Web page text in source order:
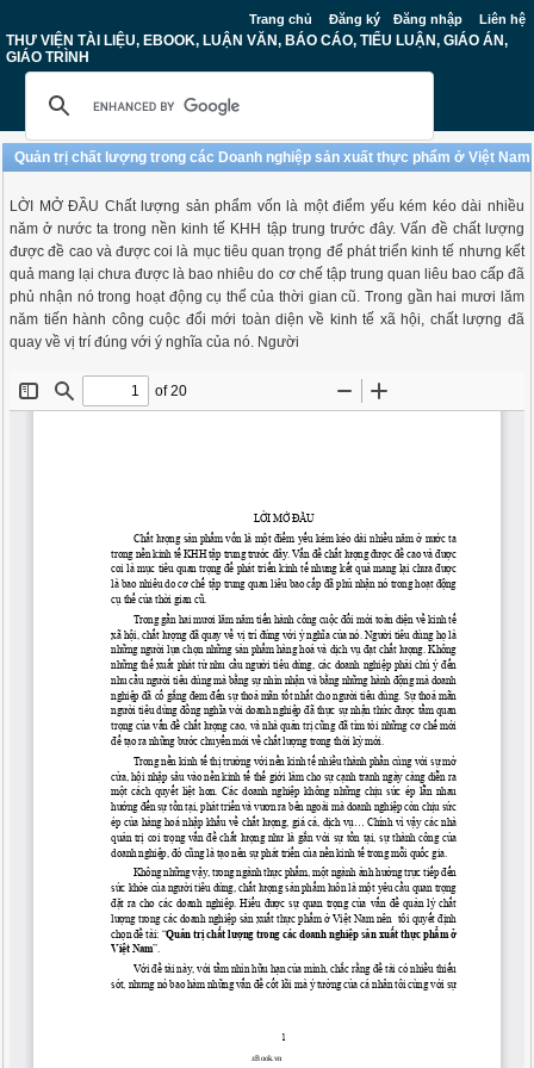
Trang chủ Đăng ký Đăng nhập Liên hệ
THƯ VIỆN TÀI LIỆU, EBOOK, LUẬN VĂN, BÁO CÁO, TIỂU LUẬN, GIÁO ÁN,
GIÁO TRÌNH
Quản trị chất lượng trong các Doanh nghiệp sản xuất thực phẩm ở Việt Nam
LỜI MỞ ĐẦU Chất lượng sản phẩm vốn là một điểm yếu kém kéo dài nhiều
năm ở nước ta trong nền kinh tế KHH tập trung trước đây. Vấn đề chất lượng
được đề cao và được coi là mục tiêu quan trọng để phát triển kinh tế nhưng kết
quả mang lại chưa được là bao nhiêu do cơ chế tập trung quan liêu bao cấp đã
phủ nhận nó trong hoạt động cụ thể của thời gian cũ. Trong gần hai mươi lăm
năm tiến hành công cuộc đổi mới toàn diện về kinh tế xã hội, chất lượng đã
quay về vị trí đúng với ý nghĩa của nó. Người